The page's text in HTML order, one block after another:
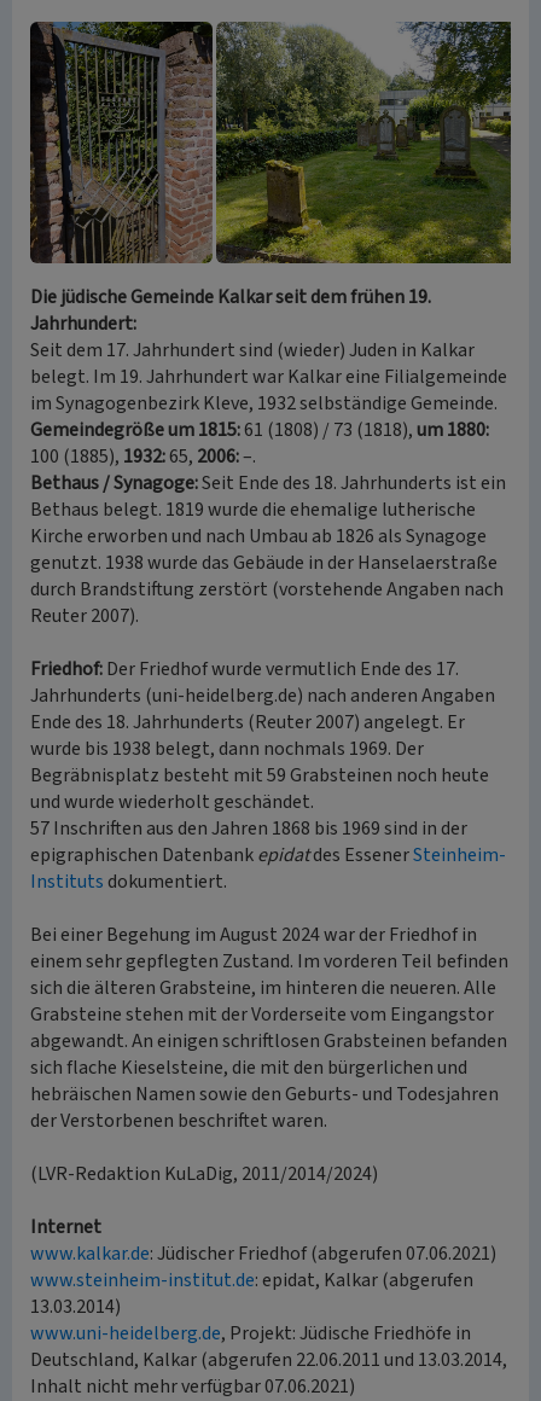
Die jüdische Gemeinde Kalkar seit dem frühen 19.
Jahrhundert:
Seit dem 17. Jahrhundert sind (wieder) Juden in Kalkar
belegt. Im 19. Jahrhundert war Kalkar eine Filialgemeinde
im Synagogenbezirk Kleve, 1932 selbständige Gemeinde.
Gemeindegröße um 1815:61 (1808) / 73 (1818),um 1880:
100 (1885), 1932:65, 2006:–.
Bethaus / Synagoge:Seit Ende des 18. Jahrhunderts ist ein
Bethaus belegt. 1819 wurde die ehemalige lutherische
Kirche erworben und nach Umbau ab 1826 als Synagoge
genutzt. 1938 wurde das Gebäude in der Hanselaerstraße
durch Brandstiftung zerstört (vorstehende Angaben nach
Reuter 2007).
Friedhof:Der Friedhof wurde vermutlich Ende des 17.
Jahrhunderts (uni-heidelberg.de) nach anderen Angaben
Ende des 18. Jahrhunderts (Reuter 2007) angelegt. Er
wurde bis 1938 belegt, dann nochmals 1969. Der
Begräbnisplatz besteht mit 59 Grabsteinen noch heute
und wurde wiederholt geschändet.
57 Inschriften aus den Jahren 1868 bis 1969 sind in der
epigraphischen Datenbankepidatdes EssenerSteinheim-
Instituts dokumentiert.
Bei einer Begehung im August 2024 war der Friedhof in
einem sehr gepflegten Zustand. Im vorderen Teil befinden
sich die älteren Grabsteine, im hinteren die neueren. Alle
Grabsteine stehen mit der Vorderseite vom Eingangstor
abgewandt. An einigen schriftlosen Grabsteinen befanden
sich flache Kieselsteine, die mit den bürgerlichen und
hebräischen Namen sowie den Geburts- und Todesjahren
der Verstorbenen beschriftet waren.
(LVR-Redaktion KuLaDig, 2011/2014/2024)
Internet
www.kalkar.de: Jüdischer Friedhof (abgerufen 07.06.2021)
www.steinheim-institut.de: epidat, Kalkar (abgerufen
13.03.2014)
www.uni-heidelberg.de, Projekt: Jüdische Friedhöfe in
Deutschland, Kalkar (abgerufen 22.06.2011 und 13.03.2014,
Inhalt nicht mehr verfügbar 07.06.2021)